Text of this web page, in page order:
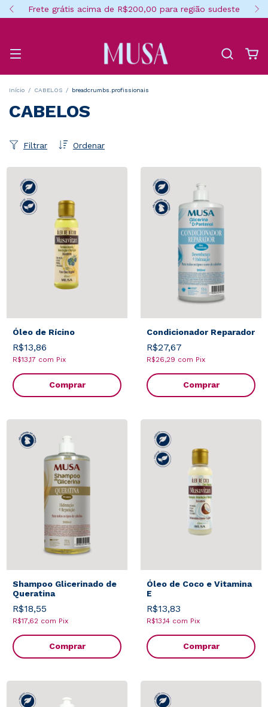
Frete grátis acima de R$200,00 para região sudeste
Início / CABELOS / breadcrumbs.profissionais
CABELOS
Ordenar
Filtrar
Óleo de Rícino
R$13,86
R$13,17 com Pix
Comprar
Condicionador Reparador
R$27,67
R$26,29 com Pix
Comprar
Shampoo Glicerinado de
Queratina
R$18,55
R$17,62 com Pix
Comprar
Óleo de Coco e Vitamina
E
R$13,83
R$13,14 com Pix
Comprar